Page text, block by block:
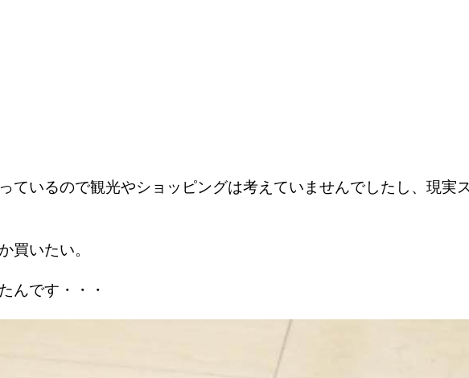
ているので観光やショッピングは考えていませんでしたし、現実
買いたい。
んです・・・